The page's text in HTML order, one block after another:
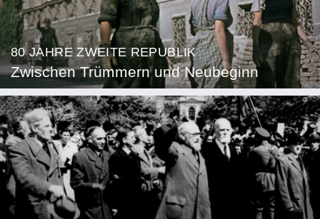
80 JAHRE ZWEITE REPUBLIK
Zwischen Trümmern und Neubeginn